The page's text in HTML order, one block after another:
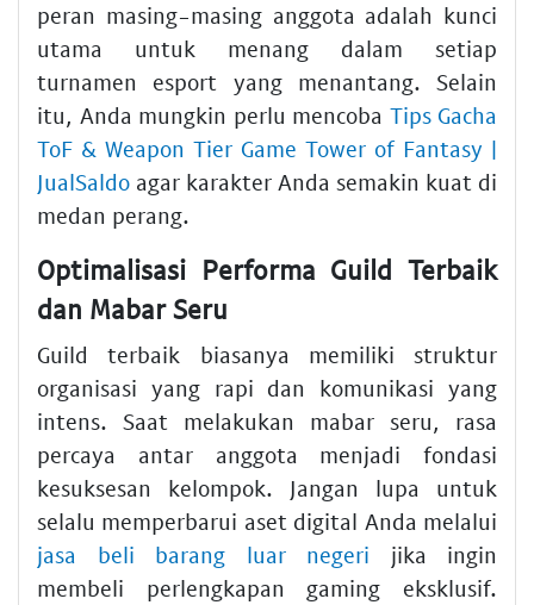
peran masing-masing anggota adalah kunci
utama untuk menang dalam setiap
turnamen esport yang menantang. Selain
itu, Anda mungkin perlu mencoba Tips Gacha
ToF & Weapon Tier Game Tower of Fantasy |
JualSaldo agar karakter Anda semakin kuat di
medan perang.
Optimalisasi Performa Guild Terbaik
dan Mabar Seru
Guild terbaik biasanya memiliki struktur
organisasi yang rapi dan komunikasi yang
intens. Saat melakukan mabar seru, rasa
percaya antar anggota menjadi fondasi
kesuksesan kelompok. Jangan lupa untuk
selalu memperbarui aset digital Anda melalui
jasa beli barang luar negeri jika ingin
membeli perlengkapan gaming eksklusif.